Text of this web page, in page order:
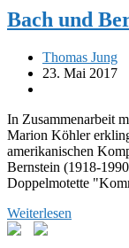
Bach und
Beitrags-
Autor:
Thomas Jung
Beitrag
23. Mai 2017
In Zusammenarbeit
Marion Köhler
amerikanischen
Bernstein (1918-
Doppelmotette
Weiterlesen